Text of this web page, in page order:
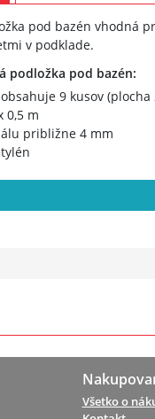
pod bazén vhodná
v podklade.
podložka pod bazén:
9 kusov (plocha
0,5 m
približne 4 mm
Všetko o